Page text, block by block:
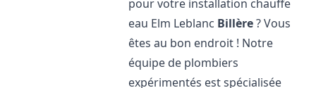
pour votre installation chauffe
eau Elm Leblanc Billère? Vous
êtes au bon endroit ! Notre
équipe de plombiers
expérimentés est spécialisée